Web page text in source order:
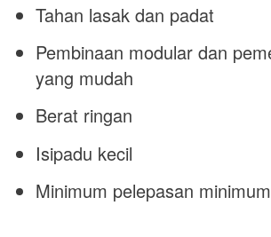
Tahan lasak dan padat
Pembinaan modular dan
yang mudah
Berat ringan
Isipadu kecil
Minimum pelepasan minimum